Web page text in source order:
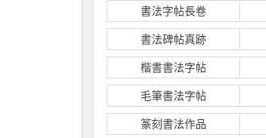
書法字帖長卷
書法碑帖真跡
楷書書法字帖
毛筆書法字帖
篆刻書法作品